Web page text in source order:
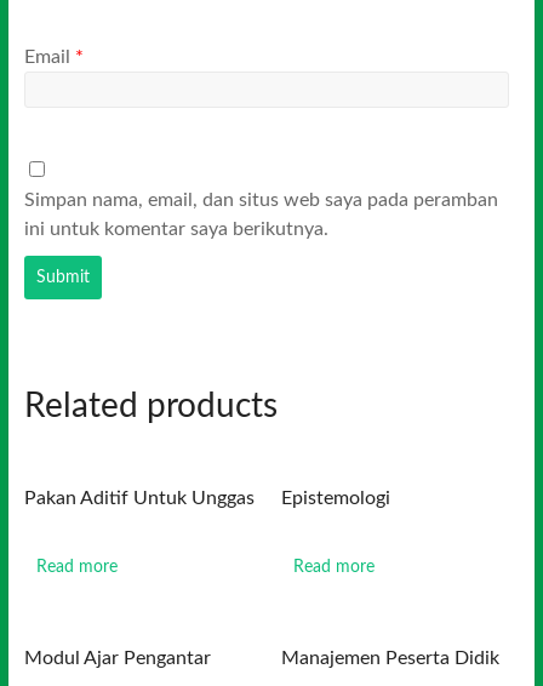
Email *
Simpan nama, email, dan situs web saya pada peramban
ini untuk komentar saya berikutnya.
Related products
Pakan Aditif Untuk Unggas
Read more
Epistemologi
Read more
Modul Ajar Pengantar Manajemen Peserta Didik